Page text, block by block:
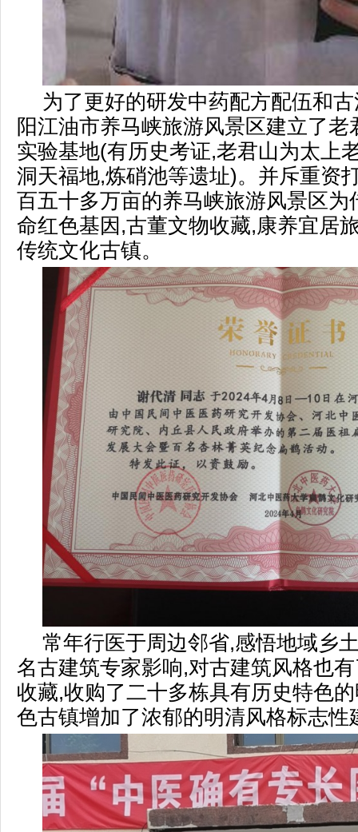
为了更好的研发中药配方配伍和
阳江油市养马峡旅游风景区建立了老
实验基地(有历史考证,老君山为太上
洞天福地,炼硝池等遗址)。并斥重资
百五十多万亩的养马峡旅游风景区为
命红色基因,古董文物收藏,康养宜居
传统文化古镇。
常年行医于周边邻省,感悟地域乡
名古建筑专家影响,对古建筑风格也
收藏,收购了二十多栋具有历史特色
色古镇增加了浓郁的明清风格标志